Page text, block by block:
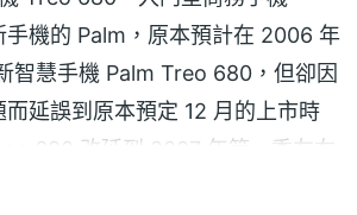
手機的 Palm，原本預計在 2006 年
智慧手機 Palm Treo 680，但卻因
而延誤到原本預定 12 月的上市時
680 改延到 2007 年第一季左右
週先行發佈，擁有四款色系的 Palm